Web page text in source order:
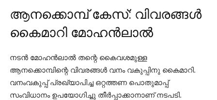
ആനക്കൊമ്പ് കേസ്: വിവരങ്ങൾ
കൈമാറി മോഹൻലാൽ
നടന്‍ മോഹന്‍ലാല്‍ തന്റെ കൈവശമുള്ള
ആനക്കൊമ്പിന്റെ വിവരങ്ങള്‍ വനം വകുപ്പിനു കൈമാറി.
വനംവകുപ്പ് പ്രഖ്യാപിച്ച ഒറ്റത്തണ പൊതുമാപ്പ്
സംവിധാനം ഉപയോഗിച്ചു തീര്‍പ്പാക്കാനാണ് നടപടി.